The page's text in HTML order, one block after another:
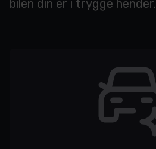
bilen din er i trygge hender.